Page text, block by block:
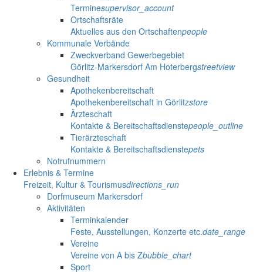
Terminesupervisor_account
Ortschaftsräte
Aktuelles aus den Ortschaftenpeople
Kommunale Verbände
Zweckverband Gewerbegebiet
Görlitz-Markersdorf Am Hoterbergstreetview
Gesundheit
Apothekenbereitschaft
Apothekenbereitschaft in Görlitzstore
Ärzteschaft
Kontakte & Bereitschaftsdienstepeople_outline
Tierärzteschaft
Kontakte & Bereitschaftsdienstepets
Notrufnummern
Erlebnis & Termine
Freizeit, Kultur & Tourismusdirections_run
Dorfmuseum Markersdorf
Aktivitäten
Terminkalender
Feste, Ausstellungen, Konzerte etc.date_range
Vereine
Vereine von A bis Zbubble_chart
Sport